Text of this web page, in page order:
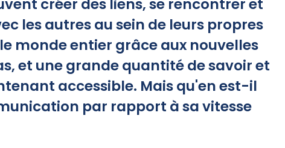
créer des liens, se rencontrer et
les autres au sein de leurs propres
monde entier grâce aux nouvelles
et une grande quantité de savoir et
accessible. Mais qu'en est-il
par rapport à sa vitesse